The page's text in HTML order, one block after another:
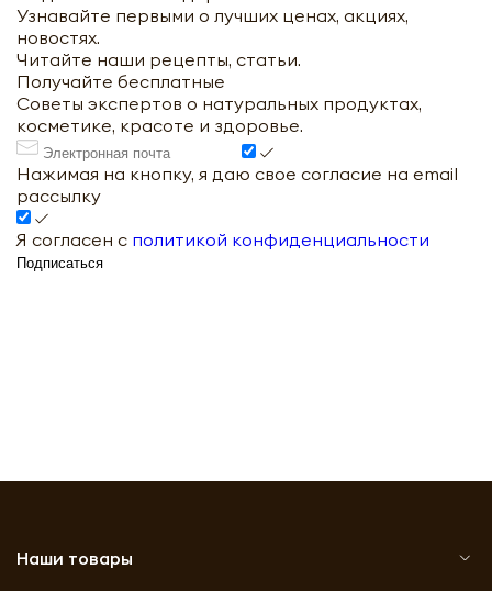
Узнавайте первыми о лучших ценах, акциях,
новостях.
Читайте наши рецепты, статьи.
Получайте бесплатные
Советы экспертов о натуральных продуктах,
косметике, красоте и здоровье.
Нажимая на кнопку, я даю свое согласие на email
рассылку
Я согласен с политикой конфиденциальности
Подписаться
Наши товары